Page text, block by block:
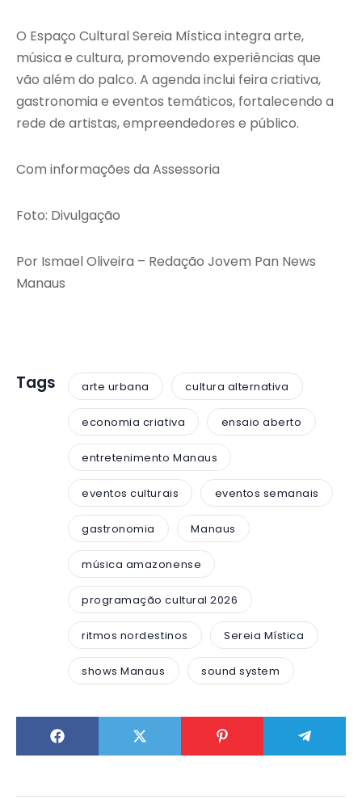
O Espaço Cultural Sereia Mística integra arte,
música e cultura, promovendo experiências que
vão além do palco. A agenda inclui feira criativa,
gastronomia e eventos temáticos, fortalecendo a
rede de artistas, empreendedores e público.
Com informações da Assessoria
Foto: Divulgação
Por Ismael Oliveira – Redação Jovem Pan News
Manaus
Tags arte urbana cultura alternativa
economia criativa ensaio aberto
entretenimento Manaus
eventos culturais eventos semanais
gastronomia Manaus
música amazonense
programação cultural 2026
ritmos nordestinos Sereia Mística
shows Manaus sound system